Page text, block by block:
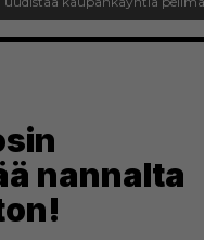
nannalta